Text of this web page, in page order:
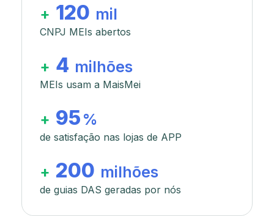
+ 120 mil
CNPJ MEIs abertos
+ 4 milhões
MEIs usam a MaisMei
+ 95 %
de satisfação nas lojas de APP
+ 200 milhões
de guias DAS geradas por nós